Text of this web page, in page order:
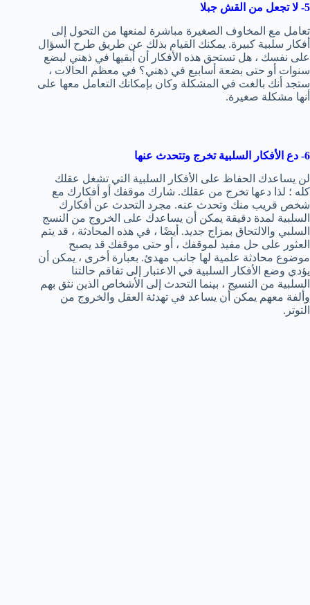
5- لا تجعل من القش جبلا
تعامل مع المخاوف الصغيرة مباشرة لمنعها من التحول إلى
أفكار سلبية كبيرة. يمكنك القيام بذلك عن طريق طرح السؤال
على نفسك ، هل تستحق هذه الأفكار أن أبقيها في ذهني لبضع
سنوات أو حتى بضعة أسابيع في ذهني؟ في معظم الحالات ،
ستجد أنك بالغت في المشكلة وكان بإمكانك التعامل معها على
أنها مشكلة صغيرة.
6- دع الأفكار السلبية تخرج وتتحدث عنها
لن يساعدك الحفاظ على الأفكار السلبية التي تشغل عقلك
كله ؛ لذا دعها تخرج من عقلك. شارك موقفك أو أفكارك مع
شخص قريب منك وتحدث عنه. مجرد التحدث عن أفكارك
السلبية لمدة دقيقة يمكن أن يساعدك على الخروج من النسج
السلبي والالتحاق بمزاج جديد. أيضًا ، في هذه المحادثة ، قد يتم
العثور على حل مفيد لموقفك ، أو حتى موقفك قد يصبح
موضوع محادثة علمية لها جانب مهدئ. بعبارة أخرى ، يمكن أن
يؤدي وضع الأفكار السلبية في الاعتبار إلى تفاقم حالتنا
السلبية من النسيج ، بينما التحدث إلى الأشخاص الذين نثق بهم
وألفة معهم يمكن أن يساعد في تهدئة العقل والخروج من
التوتر.